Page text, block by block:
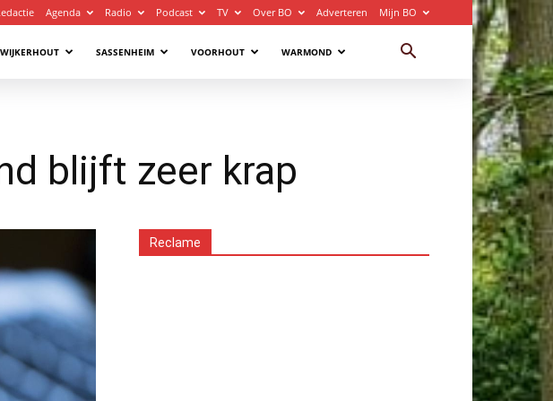
Agenda Radio Podcast TV Over BO Adverteren Mijn BO
SASSENHEIM VOORHOUT WARMOND
blijft zeer krap
Reclame